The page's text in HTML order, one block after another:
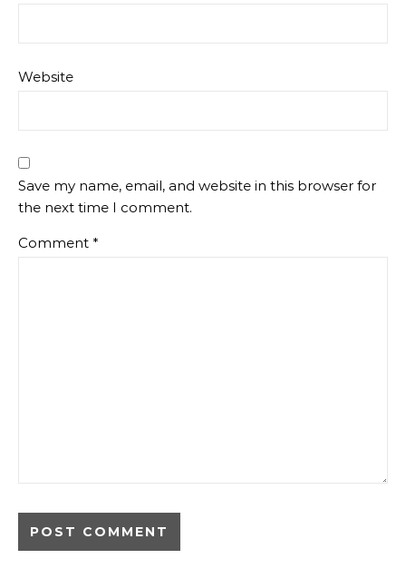
Website
Save my name, email, and website in this browser for
the next time I comment.
Comment *